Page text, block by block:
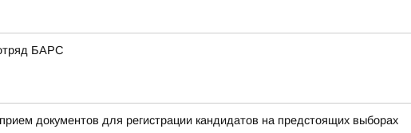
БАРС
документов для регистрации кандидатов на предстоящих выборах